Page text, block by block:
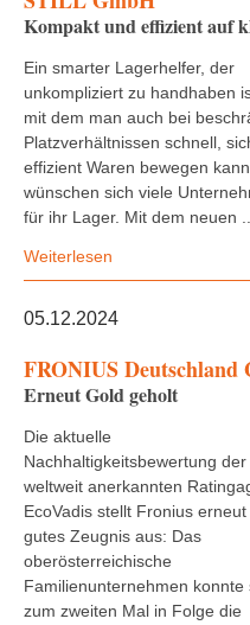
Kompakt und effizient auf
Ein smarter Lagerhelfer, der
unkompliziert zu handhaben
mit dem man auch bei
Platzverhältnissen schnell,
effizient Waren bewegen
wünschen sich viele
für ihr Lager. Mit dem neuen ...
Weiterlesen
05.12.2024
FRONIUS Deutschland
Erneut Gold geholt
Die aktuelle
Nachhaltigkeitsbewertung der
weltweit anerkannten
EcoVadis stellt Fronius erneut
gutes Zeugnis aus: Das
oberösterreichische
Familienunternehmen konnte
zum zweiten Mal in Folge die